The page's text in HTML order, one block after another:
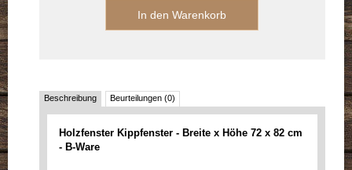
Beschreibung Beurteilungen (0)
Holzfenster Kippfenster - Breite x Höhe 72 x 82 cm
- B-Ware